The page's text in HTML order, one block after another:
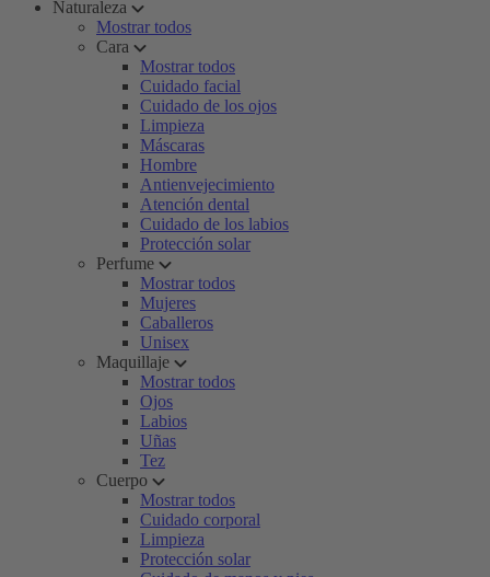
Naturaleza
Mostrar todos
Cara
Mostrar todos
Cuidado facial
Cuidado de los ojos
Limpieza
Máscaras
Hombre
Antienvejecimiento
Atención dental
Cuidado de los labios
Protección solar
Perfume
Mostrar todos
Mujeres
Caballeros
Unisex
Maquillaje
Mostrar todos
Ojos
Labios
Uñas
Tez
Cuerpo
Mostrar todos
Cuidado corporal
Limpieza
Protección solar